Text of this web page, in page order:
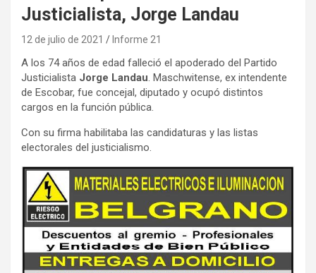
Justicialista, Jorge Landau
12 de julio de 2021 Informe 21
A los 74 años de edad falleció el apoderado del Partido
Justicialista Jorge Landau. Maschwitense, ex intendente
de Escobar, fue concejal, diputado y ocupó distintos
cargos en la función pública.
Con su firma habilitaba las candidaturas y las listas
electorales del justicialismo.